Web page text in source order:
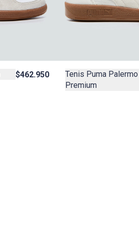
$462.950
Tenis Puma Palermo
Premium